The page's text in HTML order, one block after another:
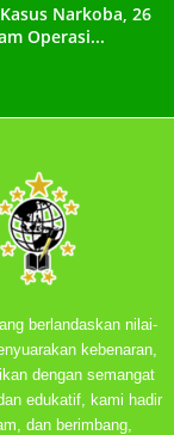
Narkoba, 26
Operasi...
berlandaskan nilai-
kebenaran,
dengan semangat
edukatif, kami hadir
dan berimbang,